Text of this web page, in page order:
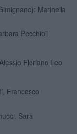
Marinella
Pecchioli
Floriano Leo
Francesco
Sara